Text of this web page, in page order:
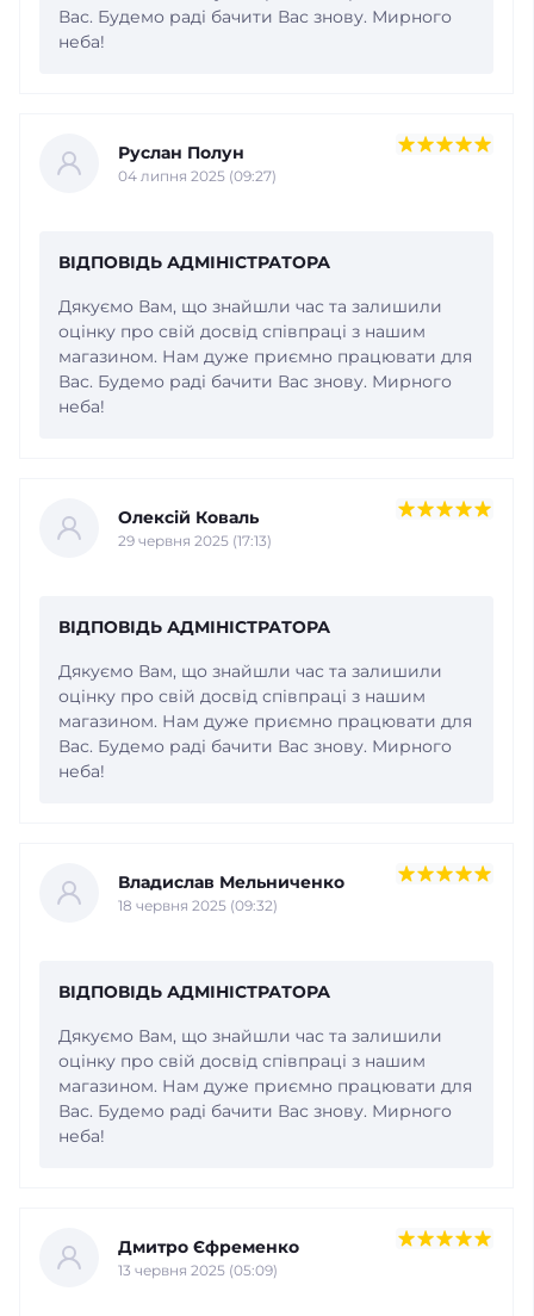
Вас. Будемо раді бачити Вас знову. Мирного
неба!
Руслан Полун
04 липня 2025 (09:27)
ВІДПОВІДЬ АДМІНІСТРАТОРА
Дякуємо Вам, що знайшли час та залишили
оцінку про свій досвід співпраці з нашим
магазином. Нам дуже приємно працювати для
Вас. Будемо раді бачити Вас знову. Мирного
неба!
Олексій Коваль
29 червня 2025 (17:13)
ВІДПОВІДЬ АДМІНІСТРАТОРА
Дякуємо Вам, що знайшли час та залишили
оцінку про свій досвід співпраці з нашим
магазином. Нам дуже приємно працювати для
Вас. Будемо раді бачити Вас знову. Мирного
неба!
Владислав Мельниченко
18 червня 2025 (09:32)
ВІДПОВІДЬ АДМІНІСТРАТОРА
Дякуємо Вам, що знайшли час та залишили
оцінку про свій досвід співпраці з нашим
магазином. Нам дуже приємно працювати для
Вас. Будемо раді бачити Вас знову. Мирного
неба!
Дмитро Єфременко
13 червня 2025 (05:09)